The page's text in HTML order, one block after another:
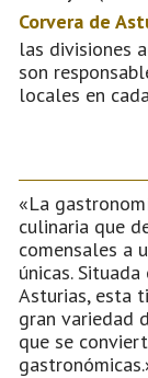
Corvera de
las divisiones
son
locales en
«La
culinaria que
comensales a
únicas.
Asturias, esta
gran variedad
que se